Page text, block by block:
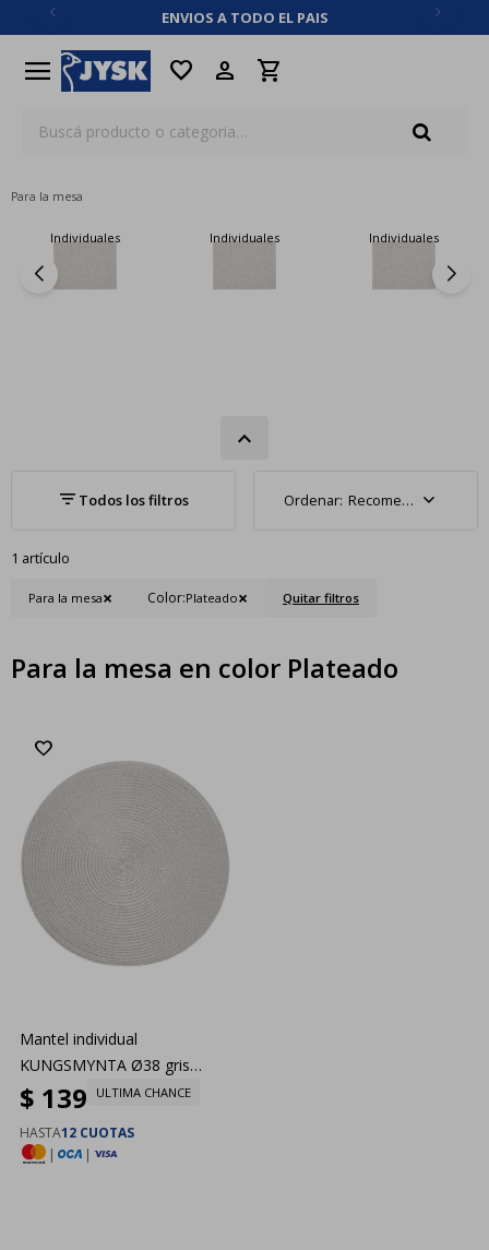
ENVIOS A TODO EL PAIS
menu favorite
Para la mesa
Individuales Individuales Individuales
Recomendados
1 artículo
Para la mesa Color:Plateado Quitar filtros
Para la mesa en color Plateado
Mantel individual
KUNGSMYNTA Ø38 gris
platead
$ 139 ULTIMA CHANCE
HASTA12 CUOTAS
|
|
close